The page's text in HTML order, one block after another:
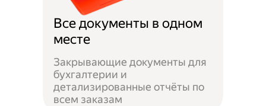
Все документы в одном
месте
Закрывающие документы для
бухгалтерии и
детализированные отчёты по
всем заказам